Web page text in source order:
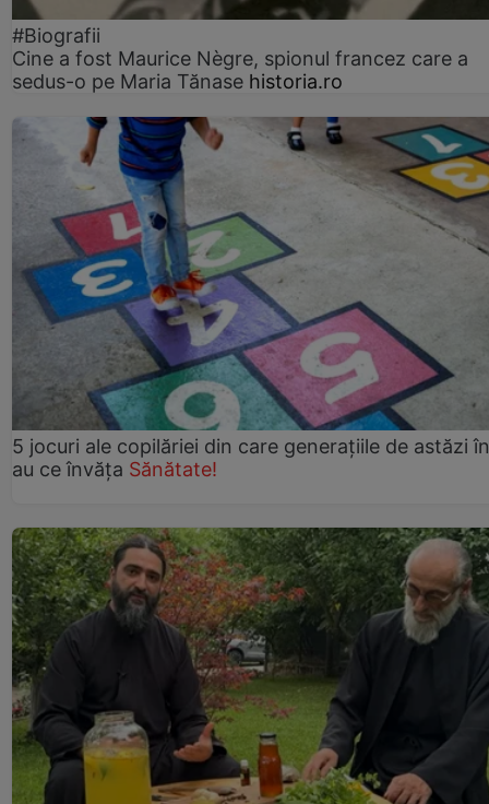
#Biografii
Cine a fost Maurice Nègre, spionul francez care a
sedus-o pe Maria Tănase historia.ro
5 jocuri ale copilăriei din care generațiile de astăzi
au ce învăța Sănătate!